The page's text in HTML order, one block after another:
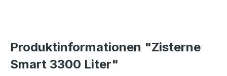
Produktinformationen "Zisterne
Smart 3300 Liter"